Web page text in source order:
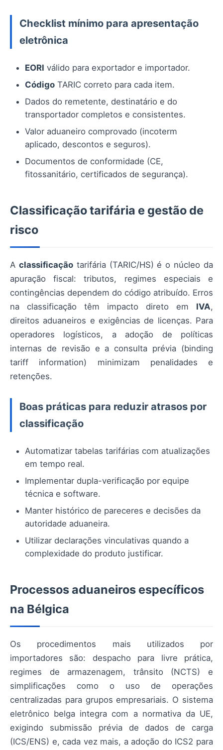
Checklist mínimo para apresentação
eletrônica
EORI válido para exportador e importador.
Código TARIC correto para cada item.
Dados do remetente, destinatário e do
transportador completos e consistentes.
Valor aduaneiro comprovado (incoterm
aplicado, descontos e seguros).
Documentos de conformidade (CE,
fitossanitário, certificados de segurança).
Classificação tarifária e gestão de
risco
A classificaçãotarifária (TARIC/HS) é o núcleo da
apuração fiscal: tributos, regimes especiais e
contingências dependem do código atribuído. Erros
na classificação têm impacto direto em IVA,
direitos aduaneiros e exigências de licenças. Para
operadores logísticos, a adoção de políticas
internas de revisão e a consulta prévia (binding
tariff information) minimizam penalidades e
retenções.
Boas práticas para reduzir atrasos por
classificação
Automatizar tabelas tarifárias com atualizações
em tempo real.
Implementar dupla-verificação por equipe
técnica e software.
Manter histórico de pareceres e decisões da
autoridade aduaneira.
Utilizar declarações vinculativas quando a
complexidade do produto justificar.
Processos aduaneiros específicos
na Bélgica
Os procedimentos mais utilizados por
importadores são: despacho para livre prática,
regimes de armazenagem, trânsito (NCTS) e
simplificações como o uso de operações
centralizadas para grupos empresariais. O sistema
eletrônico belga integra com a normativa da UE,
exigindo submissão prévia de dados de carga
(ICS/ENS) e, cada vez mais, a adoção do ICS2 para